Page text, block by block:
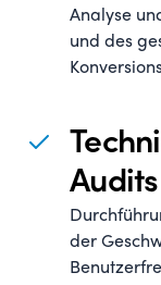
Analyse
und des
Audits
der